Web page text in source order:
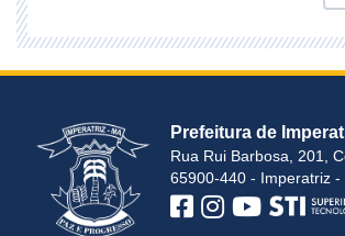
Prefeitura de
Rua Rui Barbosa, 201,
65900-440 - Imperatriz -